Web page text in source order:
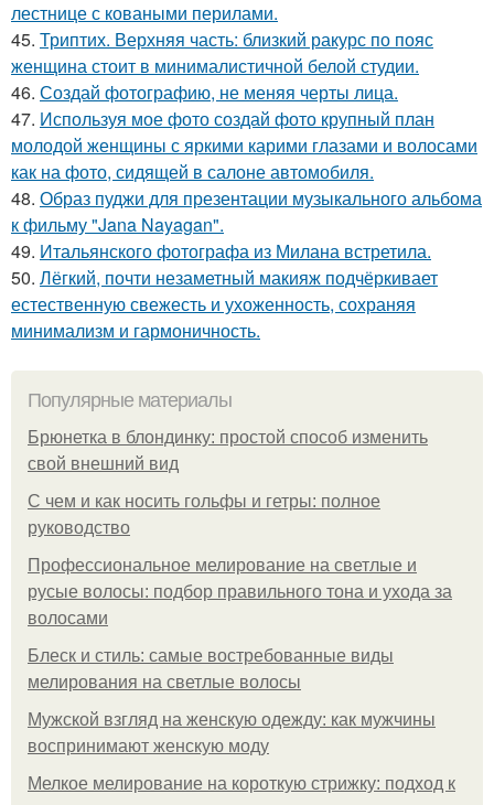
лестнице с коваными перилами.
45. Триптих. Верхняя часть: близкий ракурс по пояс
женщина стоит в минималистичной белой студии.
46. Создай фотографию, не меняя черты лица.
47. Используя мое фото создай фото крупный план
молодой женщины с яркими карими глазами и волосами
как на фото, сидящей в салоне автомобиля.
48. Образ пуджи для презентации музыкального альбома
к фильму "Jana Nayagan".
49. Итальянского фотографа из Милана встретила.
50. Лёгкий, почти незаметный макияж подчёркивает
естественную свежесть и ухоженность, сохраняя
минимализм и гармоничность.
Популярные материалы
Брюнетка в блондинку: простой способ изменить
свой внешний вид
С чем и как носить гольфы и гетры: полное
руководство
Профессиональное мелирование на светлые и
русые волосы: подбор правильного тона и ухода за
волосами
Блеск и стиль: самые востребованные виды
мелирования на светлые волосы
Мужской взгляд на женскую одежду: как мужчины
воспринимают женскую моду
Мелкое мелирование на короткую стрижку: подход к